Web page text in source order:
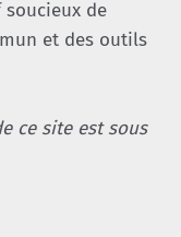
de
et des outils
ce site est sous